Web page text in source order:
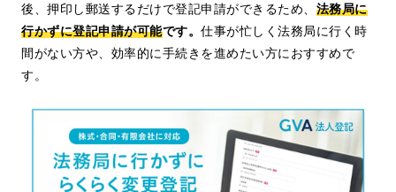
後、押印し郵送するだけで登記申請ができるため、 法務局に
行かずに登記申請が可能です。 仕事が忙しく法務局に行く時
間がない方や、効率的に手続きを進めたい方におすすめで
す。